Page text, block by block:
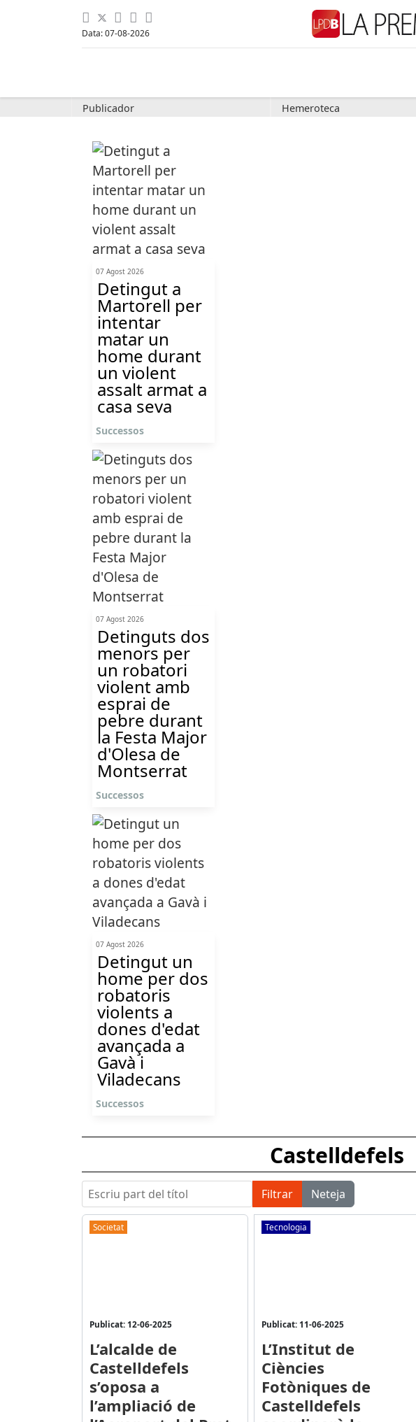
Data: 07-08-2026
Publicador Hemeroteca
07 Agost 2026
Detingut a
Martorell per
intentar
matar un
home durant
un violent
assalt armat a
casa seva
Successos
07 Agost 2026
Detinguts dos
menors per
un robatori
violent amb
esprai de
pebre durant
la Festa Major
d'Olesa de
Montserrat
Successos
07 Agost 2026
Detingut un
home per dos
robatoris
violents a
dones d'edat
avançada a
Gavà i
Viladecans
Successos
Castelldefels
Escriu part del títol Filtrar Neteja
Societat
Publicat: 12-06-2025
L’alcalde de
Castelldefels
s’oposa a
l’ampliació de
Tecnologia
Publicat: 11-06-2025
L’Institut de
Ciències
Fotòniques de
Castelldefels